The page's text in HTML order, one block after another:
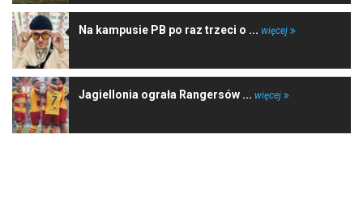
Na kampusie PB po raz trzeci o ... więcej
Jagiellonia ograła Rangersów ... więcej